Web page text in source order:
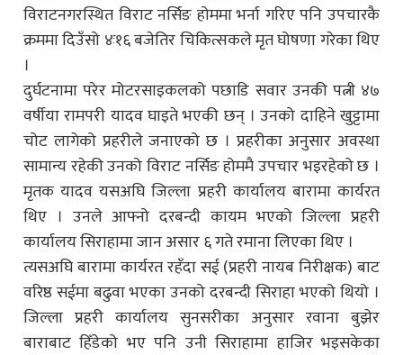
विराटनगरस्थित विराट नर्सिङ होममा भर्ना गरिए पनि उपचारकै
क्रममा दिउँसो ४ः१६ बजेतिर चिकित्सकले मृत घोषणा गरेका थिए
।
दुर्घटनामा परेर मोटरसाइकलको पछाडि सवार उनकी पत्नी ४७
वर्षीया रामपरी यादव घाइते भएकी छन् । उनको दाहिने खुट्टामा
चोट लागेको प्रहरीले जनाएको छ । प्रहरीका अनुसार अवस्था
सामान्य रहेकी उनको विराट नर्सिङ होममै उपचार भइरहेको छ ।
मृतक यादव यसअघि जिल्ला प्रहरी कार्यालय बारामा कार्यरत
थिए । उनले आफ्नो दरबन्दी कायम भएको जिल्ला प्रहरी
कार्यालय सिराहामा जान असार ६ गते रमाना लिएका थिए ।
त्यसअघि बारामा कार्यरत रहँदा सई (प्रहरी नायब निरीक्षक) बाट
वरिष्ठ सईमा बढुवा भएका उनको दरबन्दी सिराहा भएको थियो ।
जिल्ला प्रहरी कार्यालय सुनसरीका अनुसार रवाना बुझेर
बाराबाट हिँडेको भए पनि उनी सिराहामा हाजिर भइसकेका